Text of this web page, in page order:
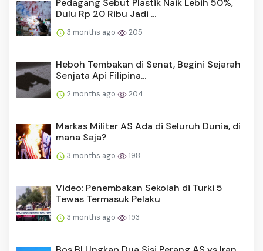
Pedagang Sebut Plastik Naik Lebih 50%,
Dulu Rp 20 Ribu Jadi ...
3 months ago 205
Heboh Tembakan di Senat, Begini Sejarah
Senjata Api Filipina...
2 months ago 204
Markas Militer AS Ada di Seluruh Dunia, di
mana Saja?
3 months ago 198
Video: Penembakan Sekolah di Turki 5
Tewas Termasuk Pelaku
3 months ago 193